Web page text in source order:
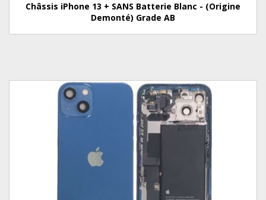
Châssis iPhone 13 + SANS Batterie Blanc - (Origine
Demonté) Grade AB